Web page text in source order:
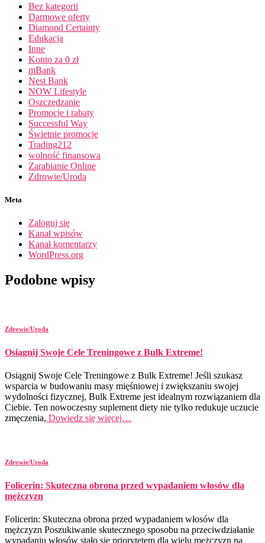
Bez kategorii
Darmowe oferty
Diamond Certainty
Edukacja
Inne
Konto za 0 zł
mBank
Nest Bank
NOW Lifestyle
Oszczędzanie
Promocje i rabaty
Successful Way
Świetnie promocje
Trading212
wolność finansowa
Zarabianie Online
Zdrowie/Uroda
Meta
Zaloguj się
Kanał wpisów
Kanał komentarzy
WordPress.org
Podobne wpisy
Zdrowie/Uroda
Osiągnij Swoje Cele Treningowe z Bulk Extreme!
Osiągnij Swoje Cele Treningowe z Bulk Extreme! Jeśli szukasz
wsparcia w budowaniu masy mięśniowej i zwiększaniu swojej
wydolności fizycznej, Bulk Extreme jest idealnym rozwiązaniem dla
Ciebie. Ten nowoczesny suplement diety nie tylko redukuje uczucie
zmęczenia, Dowiedz się więcej…
Zdrowie/Uroda
Folicerin: Skuteczna obrona przed wypadaniem włosów dla
mężczyzn
Folicerin: Skuteczna obrona przed wypadaniem włosów dla
mężczyzn Poszukiwanie skutecznego sposobu na przeciwdziałanie
wypadaniu włosów stało się priorytetem dla wielu mężczyzn na